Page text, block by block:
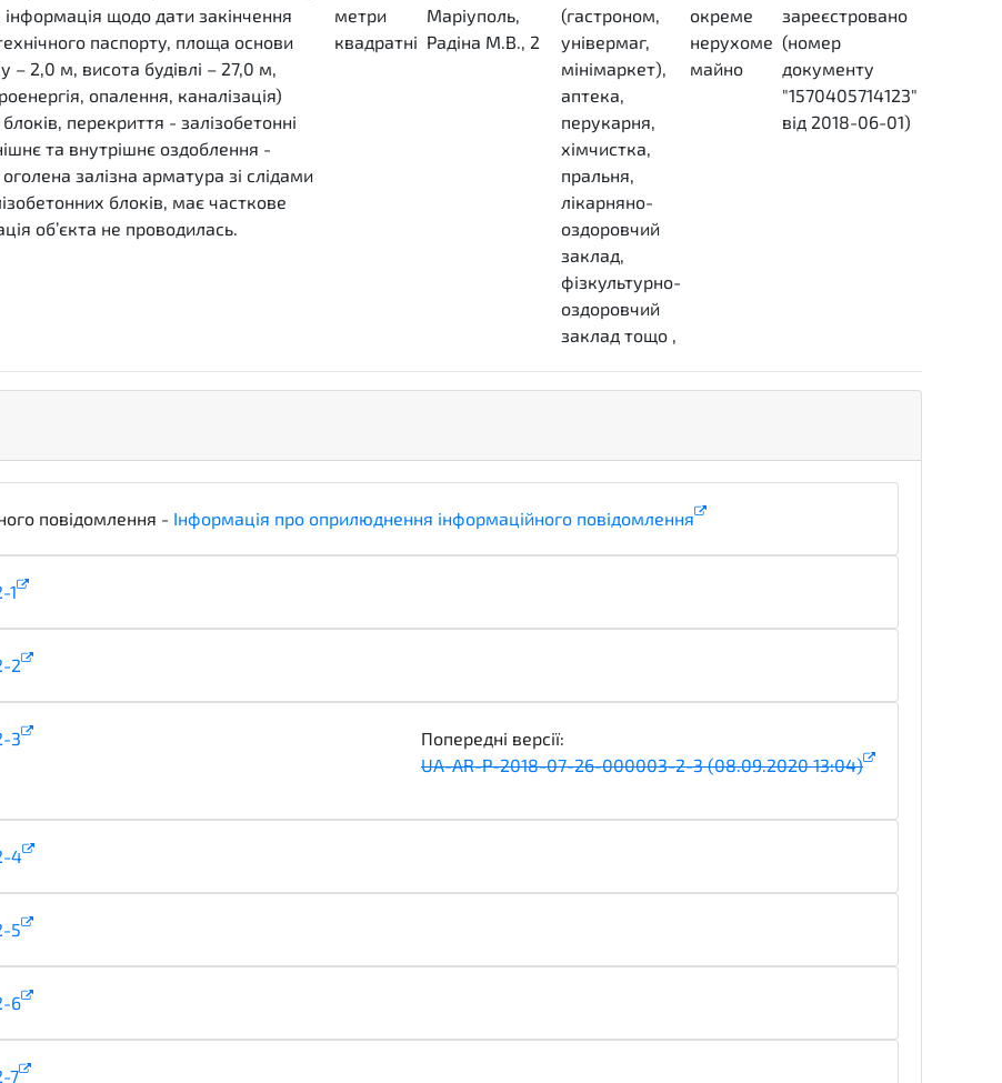
інформація щодо дати закінчення
паспорту, площа основи
– 2,0 м, висота будівлі – 27,0 м,
опалення, каналізація)
перекриття - залізобетонні
та внутрішнє оздоблення -
залізна арматура зі слідами
блоків, має часткове
об’єкта не проводилась.
метри
квадратні
Маріуполь,
Радіна М.В., 2
(гастроном,
універмаг,
мінімаркет),
аптека,
перукарня,
хімчистка,
пральня,
лікарняно-
оздоровчий
заклад,
фізкультурно-
оздоровчий
заклад тощо ,
окреме
нерухоме
майно
зареєстровано
(номер
документу
"1570405714123"
від 2018-06-01)
повідомлення - Інформація про оприлюднення інформаційного повідомлення
1
2
3
Попередні версії:
UA-AR-P-2018-07-26-000003-2-3 (08.09.2020 13:04)
4
5
6
7